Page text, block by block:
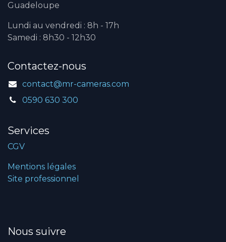
Guadeloupe
Lundi au vendredi : 8h - 17h
Samedi : 8h30 - 12h30
Contactez-nous
contact@mr-cameras.com
0590 630 300
Services
CGV
Mentions légales
Site professionnel
Nous suivre